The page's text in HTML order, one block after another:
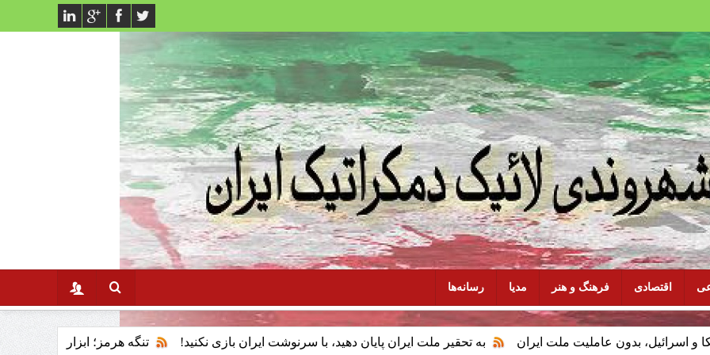
اقتصادی فرهنگ و هنر مدیا رسانه‌ها
عاملیت ملت ایران به تحقیر ملت ایران پایان دهید، با سرنوشت ایران بازی نکنید! تنگه هرمز؛ ابزار پان‌اسلامیسم و فقدان